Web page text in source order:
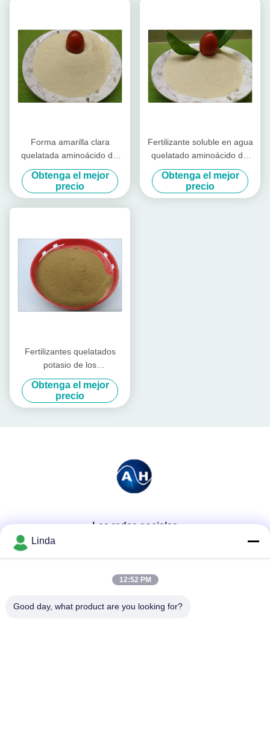
Forma amarilla clara
quelatada aminoácido del
polvo de los microalimentos
del magnesio del cinc del
boro
Obtenga el mejor
precio
Fertilizante soluble en agua
quelatado aminoácido del
magnesio del cinc del
fertilizante del boro
Obtenga el mejor
precio
Fertilizantes quelatados
potasio de los
microalimentos del
aminoácido orgánicos para
la sandía
Obtenga el mejor
precio
Las redes sociales
Contacto rápido
Teléfono
Linda
12:52 PM
Good day, what product are you looking for?